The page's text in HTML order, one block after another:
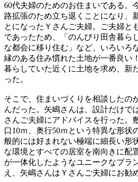
60代夫婦のためのお住まいである。
路拡張のため立ち退くことになり、
とになったＹさんご夫婦。ご夫婦と
であったため、「のんびり田舎暮ら
な都会に移り住む」など、いろいろ
縁のある住み慣れた土地が一番良い
暮らしていた近くに土地を求め、新
った。
そこで、住まいづくりを相談したの
んだった。矢嶋さんは、設計だけで
さんご夫婦にアドバイスを行った。
口10ｍ、奥行50ｍという特異な形状
般的には好まれない極端に細長い形
な環境とすべての居室を南向きに配
が一体化したようなユニークなプラ
え、矢嶋さんはＹさんご夫婦にお勧